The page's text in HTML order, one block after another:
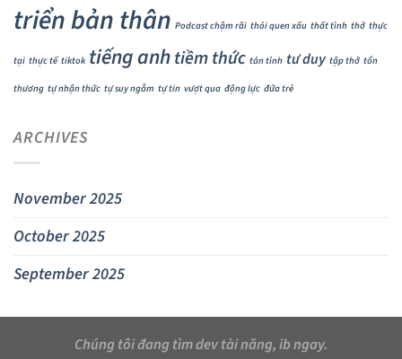
triển bản thân Podcast chậm rãi thói quen xấu thất tình thở thực
tại thực tế tiktok tiếng anhtiềm thức tán tỉnh tư duy tập thở tổn
thương tự nhận thức tự suy ngẫm tự tin vượt qua động lực đứa trẻ
ARCHIVES
November 2025
October 2025
September 2025
Chúng tôi đang tìm dev tài năng, ib ngay.